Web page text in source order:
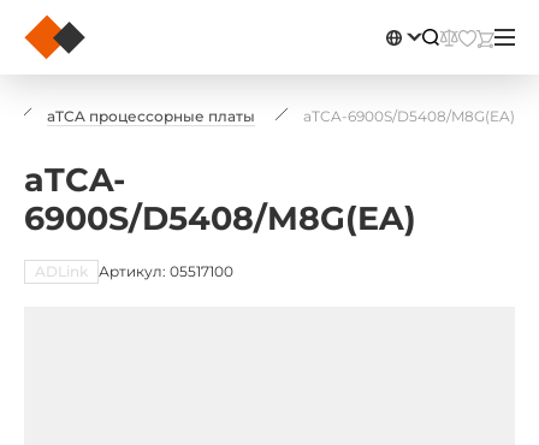
aTCA процессорные платы aTCA-6900S/D5408/M8G(EA)
aTCA-
6900S/D5408/M8G(EA)
ADLink Артикул: 05517100